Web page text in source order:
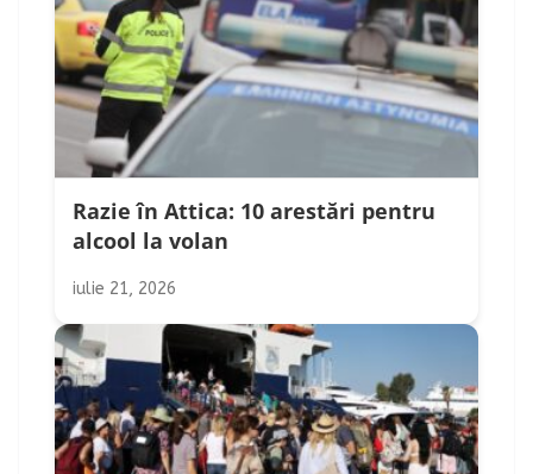
Razie în Attica: 10 arestări pentru
alcool la volan
iulie 21, 2026